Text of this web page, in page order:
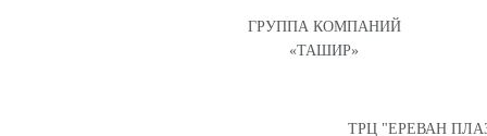
ГРУППА КОМПАНИЙ
«ТАШИР»
ТРЦ "ЕРЕВАН